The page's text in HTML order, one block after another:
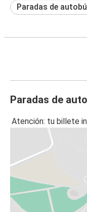
Paradas de
Paradas de
Atención: tu billete